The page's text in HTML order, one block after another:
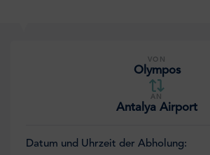
VON
Olympos
AN
Antalya Airport
Datum und Uhrzeit der Abholung: